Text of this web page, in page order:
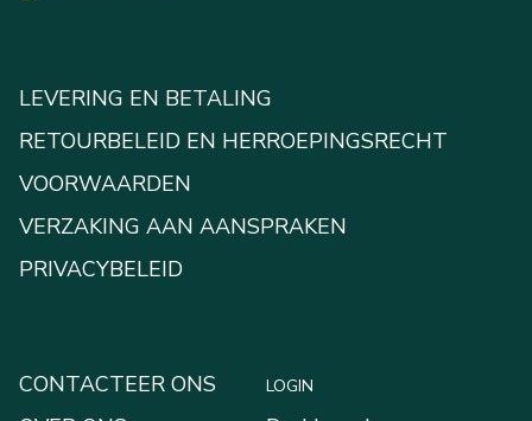
LEVERING EN BETALING
RETOURBELEID EN HERROEPINGSRECHT
VOORWAARDEN
VERZAKING AAN AANSPRAKEN
PRIVACYBELEID
CONTACTEER ONS
LOGIN